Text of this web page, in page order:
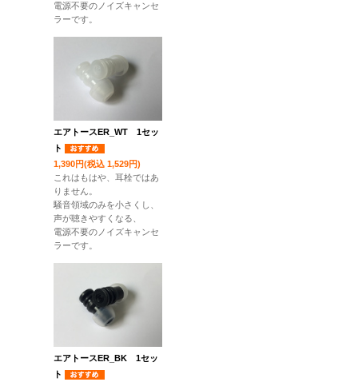
電源不要のノイズキャンセ
ラーです。
エアトースER_WT 1セッ
ト
1,390円(税込 1,529円)
これはもはや、耳栓ではあ
りません。
騒音領域のみを小さくし、
声が聴きやすくなる、
電源不要のノイズキャンセ
ラーです。
エアトースER_BK 1セッ
ト